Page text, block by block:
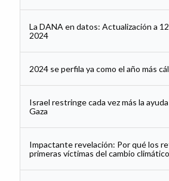
La DANA en datos: Actualización a
2024
2024 se perfila ya como el año más
Israel restringe cada vez más la
Gaza
Impactante revelación: Por qué los
primeras víctimas del cambio climático